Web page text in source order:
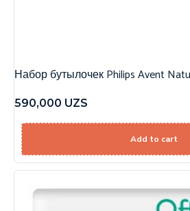
Набор бутылочек Philips Avent
590,000 UZS
Add to cart